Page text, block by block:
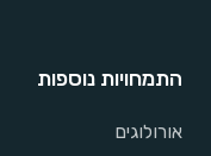
התמחויות נוספות
אורולוגים